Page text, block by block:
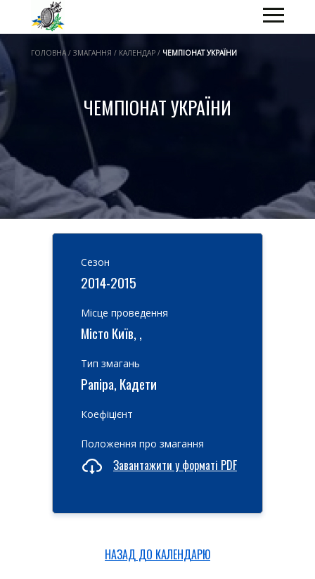
ГОЛОВНА / ЗМАГАННЯ / КАЛЕНДАР / ЧЕМПІОНАТ УКРАЇНИ
ЧЕМПІОНАТ УКРАЇНИ
Cезон
2014-2015
Місце проведення
Місто Київ, ,
Тип змагань
Рапіра, Кадети
Коефіцієнт
Положення про змагання
Завантажити у форматі PDF
НАЗАД ДО КАЛЕНДАРЮ